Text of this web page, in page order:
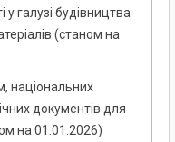
галузі будівництва
(станом на
національних
документів для
на 01.01.2026)